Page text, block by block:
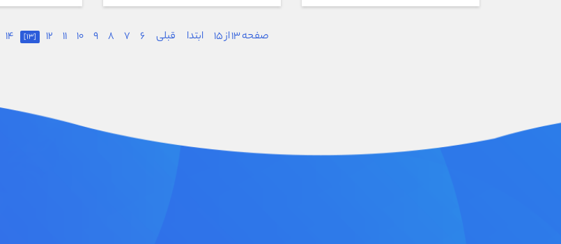
صفحه 13 از 15 ابتدا قبلی 6
7
8
9
10
11
12
[13]
14